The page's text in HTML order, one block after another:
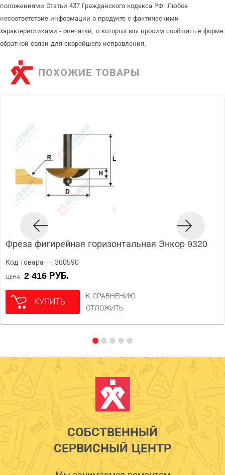
положениями Статьи 437 Гражданского кодекса РФ. Любое
несоответствие информации о продукте с фактическими
характеристиками - опечатки, о которых мы просим сообщать в форме
обратной связи для скорейшего исправления.
ПОХОЖИЕ ТОВАРЫ
Фреза фигирейная горизонтальная Энкор 9320
Код товара — 360590
ЦЕНА 2 416 РУБ.
КУПИТЬ
К СРАВНЕНИЮ
ОТЛОЖИТЬ
СОБСТВЕННЫЙ
СЕРВИСНЫЙ ЦЕНТР